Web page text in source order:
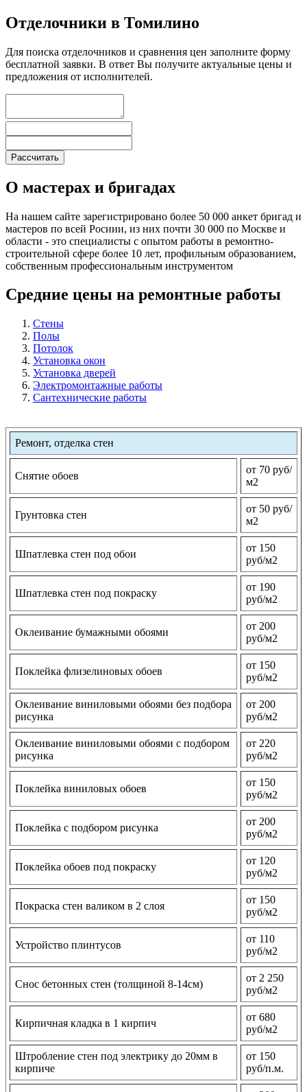
Отделочники в Томилино
Для поиска отделочников и сравнения цен заполните форму
бесплатной заявки. В ответ Вы получите актуальные цены и
предложения от исполнителей.
О мастерах и бригадах
На нашем сайте зарегистрировано более 50 000 анкет бригад и
мастеров по всей Росиии, из них почти 30 000 по Москве и
области - это специалисты с опытом работы в ремонтно-
строительной сфере более 10 лет, профильным образованием,
собственным профессиональным инструментом
Средние цены на ремонтные работы
Стены
Полы
Потолок
Установка окон
Установка дверей
Электромонтажные работы
Сантехнические работы
Ремонт, отделка стен
Снятие обоев
от 70 руб/
м2
Грунтовка стен
от 50 руб/
м2
Шпатлевка стен под обои
от 150
руб/м2
Шпатлевка стен под покраску
от 190
руб/м2
Оклеивание бумажными обоями
от 200
руб/м2
Поклейка флизелиновых обоев
от 150
руб/м2
Оклеивание виниловыми обоями без подбора
рисунка
от 200
руб/м2
Оклеивание виниловыми обоями с подбором
рисунка
от 220
руб/м2
Поклейка виниловых обоев
от 150
руб/м2
Поклейка с подбором рисунка
от 200
руб/м2
Поклейка обоев под покраску
от 120
руб/м2
Покраска стен валиком в 2 слоя
от 150
руб/м2
Устройство плинтусов
от 110
руб/м2
Снос бетонных стен (толщиной 8-14см)
от 2 250
руб/м2
Кирпичная кладка в 1 кирпич
от 680
руб/м2
Штробление стен под электрику до 20мм в
кирпиче
от 150
руб/п.м.